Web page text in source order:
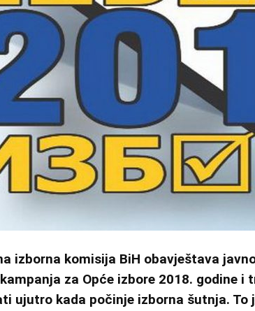
izborna komisija BiH obavještava
za Opće izbore 2018. godine i
ujutro kada počinje izborna šutnja. To